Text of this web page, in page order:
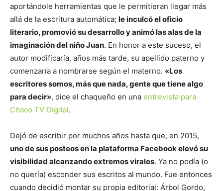
aportándole herramientas que le permitieran llegar más
allá de la escritura automática; le inculcó el oficio
literario, promovió su desarrollo y animó las alas de la
imaginación del niño Juan. En honor a este suceso, el
autor modificaría, años más tarde, su apellido paterno y
comenzaría a nombrarse según el materno. «Los
escritores somos, más que nada, gente que tiene algo
para decir», dice el chaqueño en una entrevista para
Chaco TV Digital.
Dejó de escribir por muchos años hasta que, en 2015,
uno de sus posteos en la plataforma Facebook elevó su
visibilidad alcanzando extremos virales. Ya no podía (o
no quería) esconder sus escritos al mundo. Fue entonces
cuando decidió montar su propia editorial: Árbol Gordo,